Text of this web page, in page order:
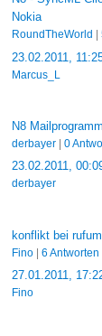
Nokia
RoundTheWorld
23.02.2011,
Marcus_L
N8
derbayer| 0
23.02.2011,
derbayer
konflikt bei
Fino| 6 Antworten
27.01.2011,
Fino